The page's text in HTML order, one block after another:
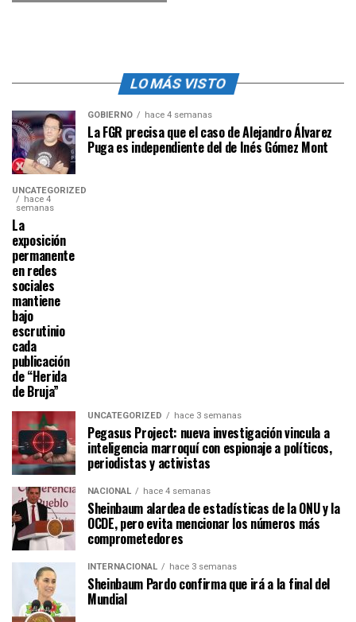
LO MÁS VISTO
GOBIERNO hace 4 semanas
La FGR precisa que el caso de Alejandro Álvarez
Puga es independiente del de Inés Gómez Mont
UNCATEGORIZED
hace 4
semanas
La
exposición
permanente
en redes
sociales
mantiene
bajo
escrutinio
cada
publicación
de “Herida
de Bruja”
UNCATEGORIZED hace 3 semanas
Pegasus Project: nueva investigación vincula a
inteligencia marroquí con espionaje a políticos,
periodistas y activistas
NACIONAL hace 4 semanas
Sheinbaum alardea de estadísticas de la ONU y la
OCDE, pero evita mencionar los números más
comprometedores
INTERNACIONAL hace 3 semanas
Sheinbaum Pardo confirma que irá a la final del
Mundial